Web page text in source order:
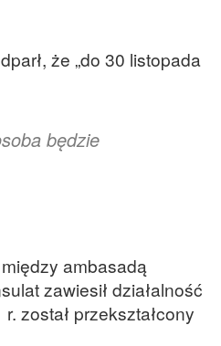
że „do 30 listopada
będzie
ambasadą
zawiesił działalność
został przekształcony